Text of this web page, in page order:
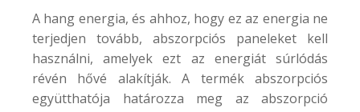
A hang energia, és ahhoz, hogy ez az energia ne
terjedjen tovább, abszorpciós paneleket kell
használni, amelyek ezt az energiát súrlódás
révén hővé alakítják. A termék abszorpciós
együtthatója határozza meg az abszorpció